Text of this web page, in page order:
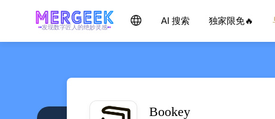
发现数字匠人的绝妙灵感
AI 搜索 独家限免🔥
Bookey